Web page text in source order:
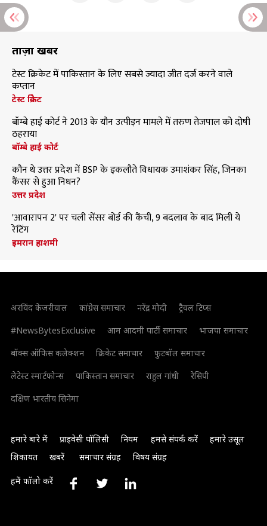
ताज़ा खबरें
टेस्ट क्रिकेट में पाकिस्तान के लिए सबसे ज्यादा जीत दर्ज करने वाले
कप्तान
टेस्ट क्रिकेट
बॉम्बे हाई कोर्ट ने 2013 के यौन उत्पीड़न मामले में तरुण तेजपाल को दोषी
ठहराया
बॉम्बे हाई कोर्ट
कौन थे उत्तर प्रदेश में BSP के इकलौते विधायक उमाशंकर सिंह, जिनका
कैंसर से हुआ निधन?
उत्तर प्रदेश
'आवारापन 2' पर चली सेंसर बोर्ड की कैंची, 9 बदलाव के बाद मिली ये
रेटिंग
इमरान हाशमी
अरविंद केजरीवाल कांग्रेस समाचार नरेंद्र मोदी
ट्रैवल टिप्स
#NewsBytesExclusive
आम आदमी पार्टी समाचार
भाजपा समाचार
बॉक्स ऑफिस कलेक्शन
क्रिकेट समाचार
फुटबॉल समाचार
लेटेस्ट स्मार्टफोन्स
पाकिस्तान समाचार राहुल गांधी
रेसिपी
दक्षिण भारतीय सिनेमा
हमारे बारे में प्राइवेसी पॉलिसी नियम हमसे संपर्क करें
हमारे उसूल
शिकायत
खबरें समाचार संग्रह विषय संग्रह
हमें फॉलो करें